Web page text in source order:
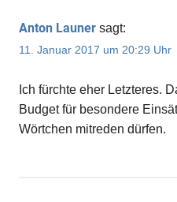
Anton Launer sagt:
11. Januar 2017 um 20:29 Uhr
Ich fürchte eher Letzteres.
Budget für besondere
Wörtchen mitreden dürfen.